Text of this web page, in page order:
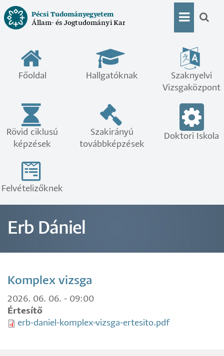
Ugrás
a
tartalomra
Pécsi Tudományegyetem
Állam- és Jogtudományi Kar
menü
Főoldal Hallgatóknak
Szaknyelvi
Vizsgaközpont
Rövid ciklusú
képzések
Szakirányú
továbbképzések
Doktori Iskola
Felvételizőknek
Erb Dániel
Komplex vizsga
2026. 06. 06. - 09:00
Értesítő
erb-daniel-komplex-vizsga-ertesito.pdf